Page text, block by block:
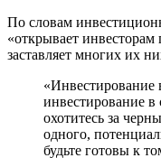
По словам
«открывает инвесторам
заставляет многих их
«Инвестирование
инвестирование
охотитесь за
одного,
будьте готовы к